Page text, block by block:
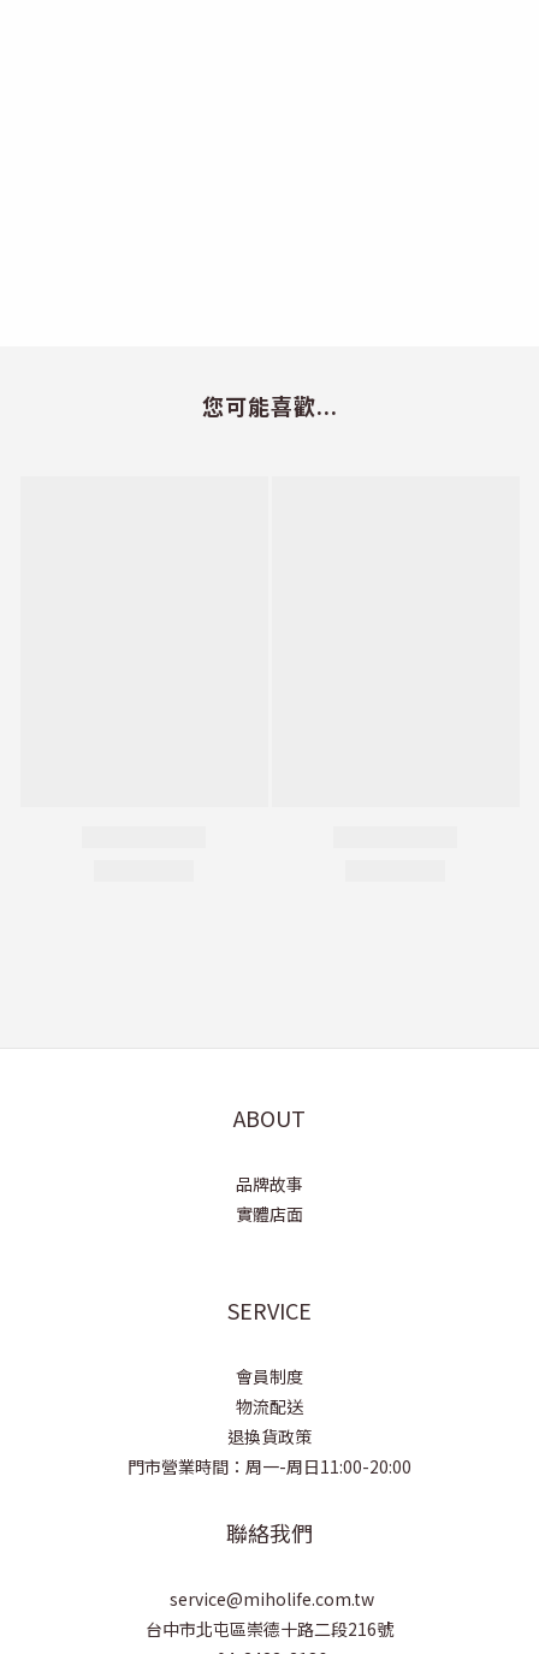
您可能喜歡...
ABOUT
品牌故事
實體店面
SERVICE
會員制度
物流配送
退換貨政策
門市營業時間：周一-周日11:00-20:00
聯絡我們
service@miholife.com.tw
台中市北屯區崇德十路二段216號